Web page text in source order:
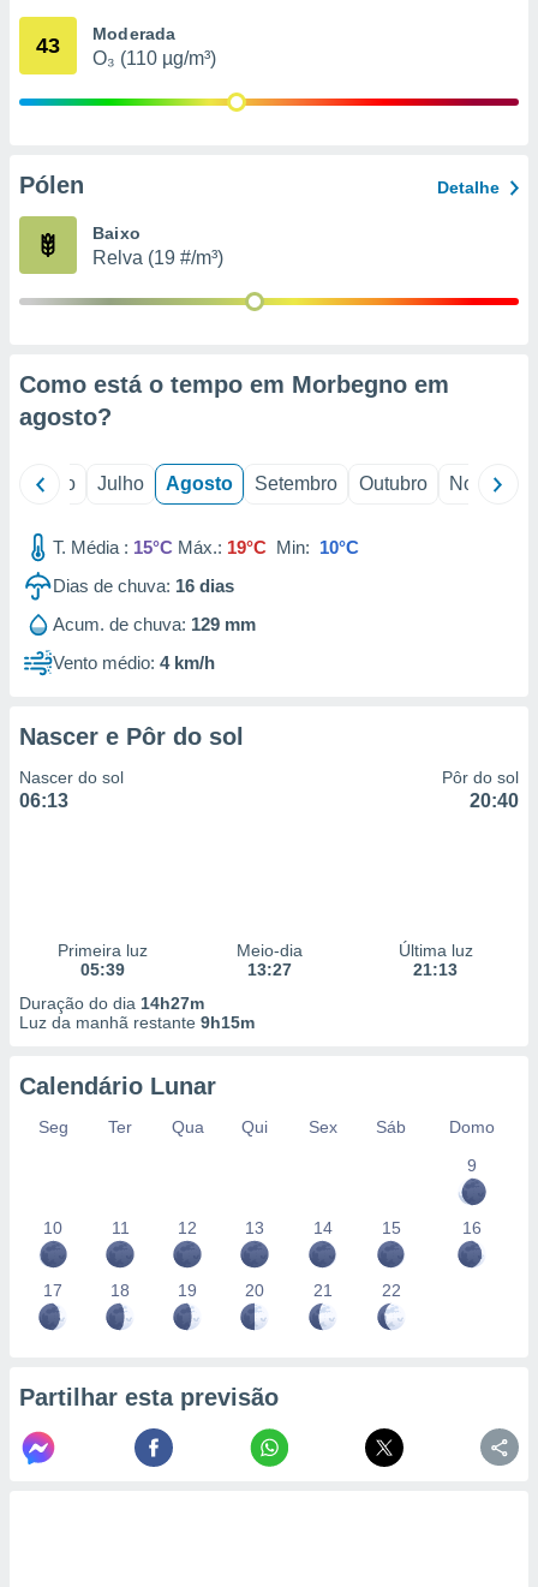
através
estudos
1199
43 Moderada
O₃ (110 µg/m³)
Pólen Detalhe
Baixo
Relva (19 #/m³)
Como está o tempo em Morbegno em
agosto?
Junho Julho Agosto Setembro Outubro Novembro
T. Média : 15°C Máx.: 19°C Min: 10°C
Dias de chuva: 16 dias
Acum. de chuva: 129 mm
Vento médio: 4 km/h
Nascer e Pôr do sol
Nascer do sol
06:13
Pôr do sol
20:40
Primeira luz
05:39
Meio-dia
13:27
Última luz
21:13
Duração do dia 14h27m
Luz da manhã restante 9h15m
Calendário Lunar
Seg Ter Qua Qui Sex Sáb
Domo
9
10 11 12 13 14 15 16
17 18 19 20 21 22
Partilhar esta previsão